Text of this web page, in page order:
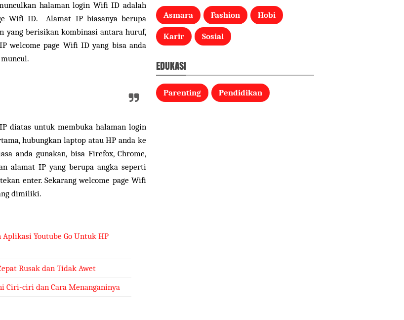
halaman login Wifi ID adalah
Wifi ID. Alamat IP biasanya berupa
yang berisikan kombinasi antara huruf,
welcome page Wifi ID yang bisa anda
diatas untuk membuka halaman login
hubungkan laptop atau HP anda ke
anda gunakan, bisa Firefox, Chrome,
alamat IP yang berupa angka seperti
enter. Sekarang welcome page Wifi
dimiliki.
Youtube Go Untuk HP
Rusak dan Tidak Awet
Ciri-ciri dan Cara Menanganinya
Asmara Fashion Hobi
Karir Sosial
EDUKASI
Parenting Pendidikan